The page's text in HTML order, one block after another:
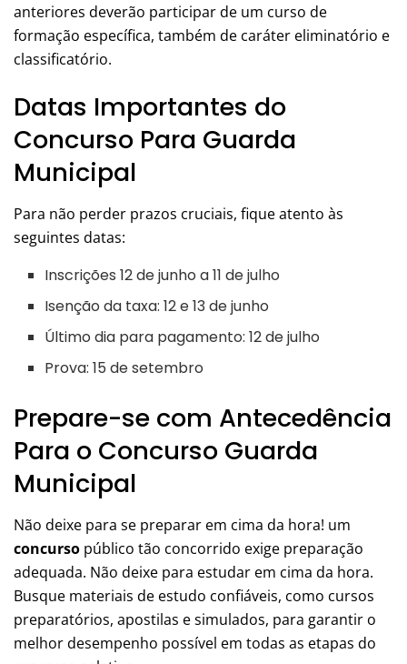
anteriores deverão participar de um curso de
formação específica, também de caráter eliminatório e
classificatório.
Datas Importantes do
Concurso Para Guarda
Municipal
Para não perder prazos cruciais, fique atento às
seguintes datas:
Inscrições 12 de junho a 11 de julho
Isenção da taxa: 12 e 13 de junho
Último dia para pagamento: 12 de julho
Prova: 15 de setembro
Prepare-se com Antecedência
Para o Concurso Guarda
Municipal
Não deixe para se preparar em cima da hora! um
concurso público tão concorrido exige preparação
adequada. Não deixe para estudar em cima da hora.
Busque materiais de estudo confiáveis, como cursos
preparatórios, apostilas e simulados, para garantir o
melhor desempenho possível em todas as etapas do